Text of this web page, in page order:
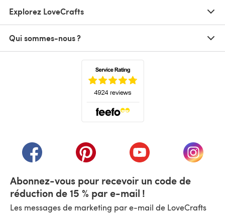
Explorez LoveCrafts
Qui sommes-nous ?
(s'ouvre dans un nouvel onglet)
(s'ouvre dans un nouvel onglet)
(s'ouvre dans un(s'ouvre
Abonnez-vous pour recevoir un code de
réduction de 15 % par e-mail !
Les messages de marketing par e-mail de LoveCrafts